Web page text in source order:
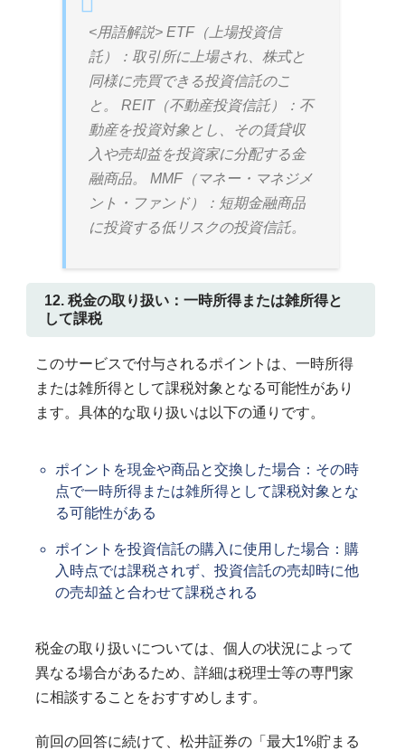
<用語解説> ETF（上場投資信
託）：取引所に上場され、株式と
同様に売買できる投資信託のこ
と。 REIT（不動産投資信託）：不
動産を投資対象とし、その賃貸収
入や売却益を投資家に分配する金
融商品。 MMF（マネー・マネジメ
ント・ファンド）：短期金融商品
に投資する低リスクの投資信託。
12. 税金の取り扱い：一時所得または雑所得と
して課税
このサービスで付与されるポイントは、一時所得
または雑所得として課税対象となる可能性があり
ます。具体的な取り扱いは以下の通りです。
ポイントを現金や商品と交換した場合：その時
点で一時所得または雑所得として課税対象とな
る可能性がある
ポイントを投資信託の購入に使用した場合：購
入時点では課税されず、投資信託の売却時に他
の売却益と合わせて課税される
税金の取り扱いについては、個人の状況によって
異なる場合があるため、詳細は税理士等の専門家
に相談することをおすすめします。
前回の回答に続けて、松井証券の「最大1%貯まる